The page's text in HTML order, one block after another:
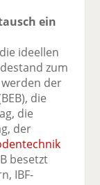
ein
ideellen
zum
der
die
die
der
besetzt
IBF-